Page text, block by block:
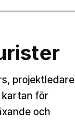
projektledare
kartan för
och